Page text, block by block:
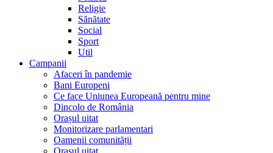
Religie
Sănătate
Social
Sport
Util
Campanii
Afaceri în pandemie
Bani Europeni
Ce face Uniunea Europeană pentru mine
Dincolo de România
Orașul uitat
Monitorizare parlamentari
Oamenii comunității
Orașul uitat